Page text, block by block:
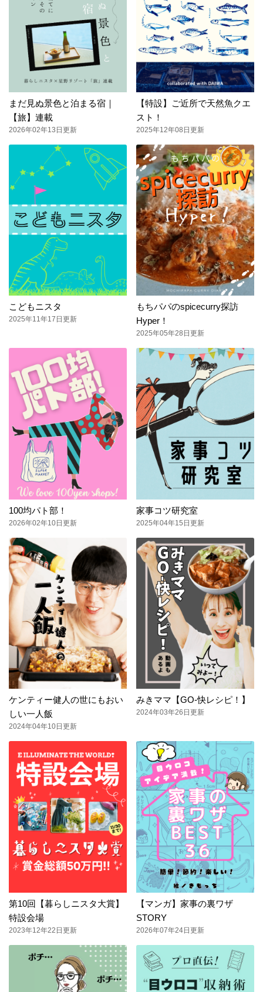
まだ見ぬ景色と泊まる宿｜
【旅】連載
2026年02年13日更新
【特設】ご近所で天然魚クエ
スト！
2025年12年08日更新
こどもニスタ
2025年11年17日更新
もちパパのspicecurry探訪
Hyper！
2025年05年28日更新
100均パト部！
2026年02年10日更新
家事コツ研究室
2025年04年15日更新
ケンティー健人の世にもおい
しい一人飯
2024年04年10日更新
みきママ【GO-快レシピ！】
2024年03年26日更新
第10回【暮らしニスタ大賞】
特設会場
2023年12年22日更新
【マンガ】家事の裏ワザ
STORY
2026年07年24日更新